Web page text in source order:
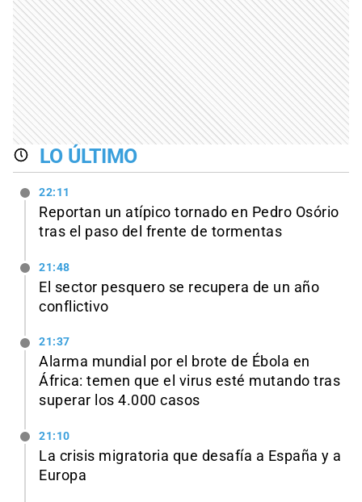
LO ÚLTIMO
22:11
Reportan un atípico tornado en Pedro Osório
tras el paso del frente de tormentas
21:48
El sector pesquero se recupera de un año
conflictivo
21:37
Alarma mundial por el brote de Ébola en
África: temen que el virus esté mutando tras
superar los 4.000 casos
21:10
La crisis migratoria que desafía a España y a
Europa